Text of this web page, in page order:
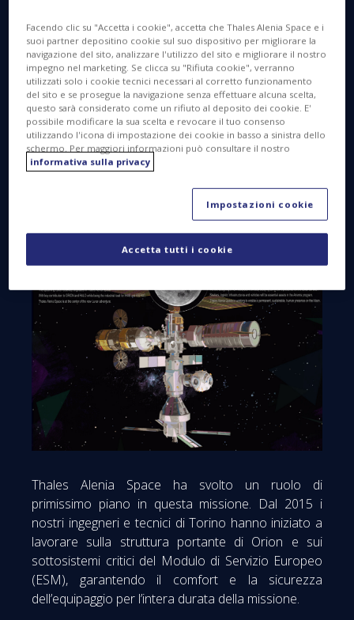
vicino alla Luna, quasi fino a toccarla. Poi, con
Artemis III, gli esseri umani poseranno di nuovo il
piede sul nostro satellite naturale
Thales Alenia Space ha svolto un ruolo di
primissimo piano in questa missione. Dal 2015 i
nostri ingegneri e tecnici di Torino hanno iniziato a
lavorare sulla struttura portante di Orion e sui
sottosistemi critici del Modulo di Servizio Europeo
(ESM), garantendo il comfort e la sicurezza
dell’equipaggio per l’intera durata della missione.
Facendo clic su "Accetta i cookie", accetta che Thales Alenia Space e i
suoi partner depositino cookie sul suo dispositivo per migliorare la
navigazione del sito, analizzare l'utilizzo del sito e migliorare il nostro
impegno nel marketing. Se clicca su "Rifiuta cookie", verranno
utilizzati solo i cookie tecnici necessari al corretto funzionamento
del sito e se prosegue la navigazione senza effettuare alcuna scelta,
questo sarà considerato come un rifiuto al deposito dei cookie. E'
possibile modificare la sua scelta e revocare il tuo consenso
utilizzando l'icona di impostazione dei cookie in basso a sinistra dello
schermo. Per maggiori informazioni può consultare il nostro
informativa sulla privacy
Impostazioni cookie
Accetta tutti i cookie